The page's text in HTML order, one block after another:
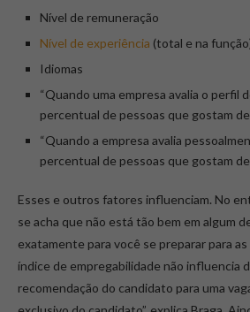
Nível de remuneração
Nível de experiência (total e na
Idiomas
“Quando uma empresa avalia o perfil
percentual de pessoas que gostam
“Quando a empresa avalia
percentual de pessoas que gostam
Esses e outros fatores influenciam. No
se acha que não está tão bem em algum
exatamente para você se preparar para
índice de empregabilidade não influencia
recomendação do candidato para uma